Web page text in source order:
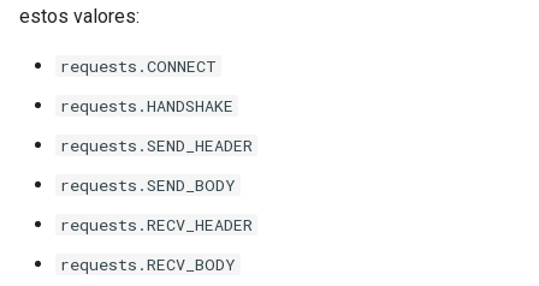
ts
unbrotli
estos valores:
requests.CONNECT
requests.HANDSHAKE
requests.SEND_HEADER
requests.SEND_BODY
requests.RECV_HEADER
requests.RECV_BODY